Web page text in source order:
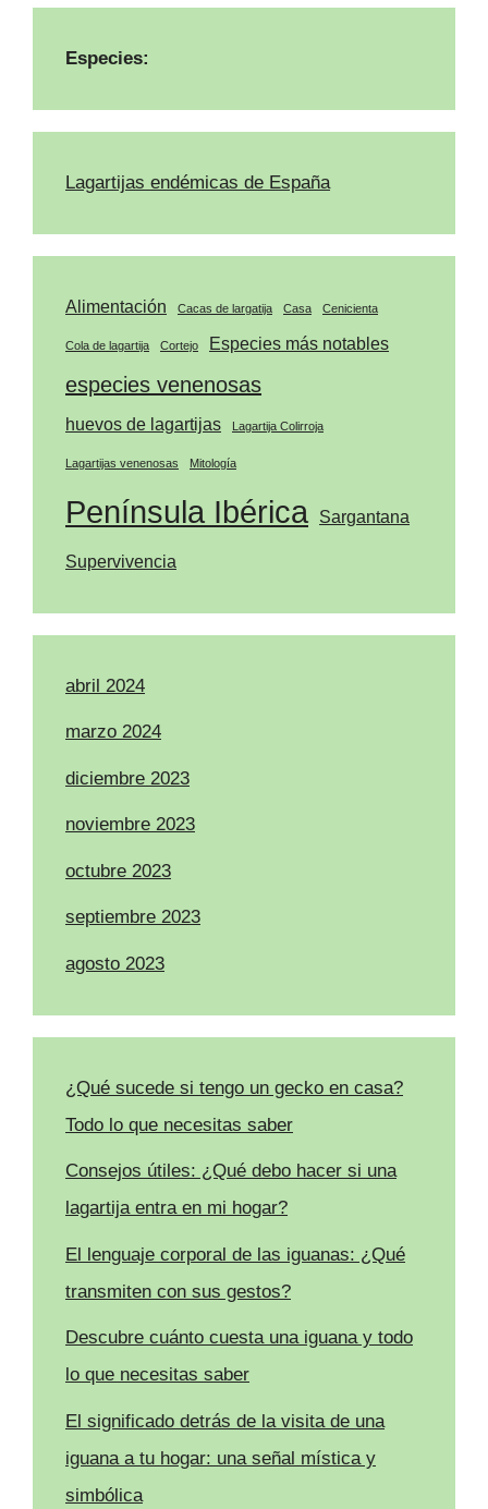
Especies:
Lagartijas endémicas de España
Alimentación Cacas de largatija Casa Cenicienta
Cola de lagartija Cortejo Especies más notables
especies venenosas
huevos de lagartijas Lagartija Colirroja
Lagartijas venenosas Mitología
Península Ibérica Sargantana
Supervivencia
abril 2024
marzo 2024
diciembre 2023
noviembre 2023
octubre 2023
septiembre 2023
agosto 2023
¿Qué sucede si tengo un gecko en casa?
Todo lo que necesitas saber
Consejos útiles: ¿Qué debo hacer si una
lagartija entra en mi hogar?
El lenguaje corporal de las iguanas: ¿Qué
transmiten con sus gestos?
Descubre cuánto cuesta una iguana y todo
lo que necesitas saber
El significado detrás de la visita de una
iguana a tu hogar: una señal mística y
simbólica